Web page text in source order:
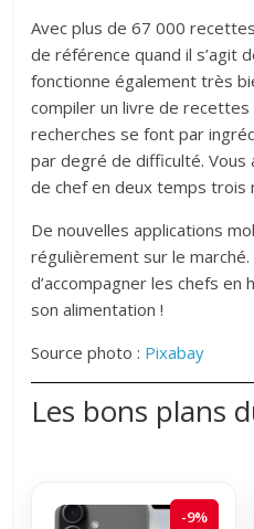
Avec plus de 67 000
de référence quand il s’agit
fonctionne également très
compiler un livre de recettes
recherches se font par
par degré de difficulté.
de chef en deux temps trois
De nouvelles applications
régulièrement sur le marché.
d’accompagner les chefs
son alimentation !
Source photo : Pixabay
Les bons plans
-9%